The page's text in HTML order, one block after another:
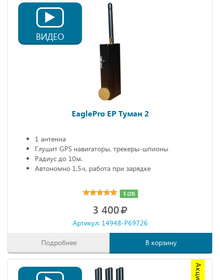
ВИДЕО
EaglePro EP Туман 2
1 антенна
Глушит GPS навигаторы, трекеры-шпионы
Радиус до 10м.
Автономно 1,5ч, работа при зарядке
5 (23)
3 400
Артикул: 14948-P69726
Подробнее В корзину